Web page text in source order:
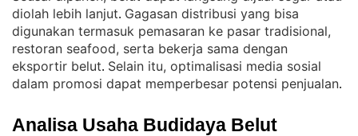
diolah lebih lanjut. Gagasan distribusi yang bisa
digunakan termasuk pemasaran ke pasar tradisional,
restoran seafood, serta bekerja sama dengan
eksportir belut. Selain itu, optimalisasi media sosial
dalam promosi dapat memperbesar potensi penjualan.
Analisa Usaha Budidaya Belut